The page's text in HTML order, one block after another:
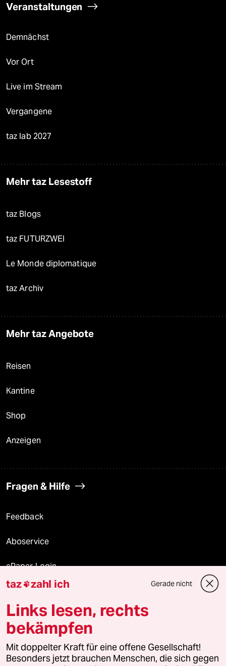
Veranstaltungen
Demnächst
Vor Ort
Live im Stream
Vergangene
taz lab 2027
Mehr taz Lesestoff
taz Blogs
taz FUTURZWEI
Le Monde diplomatique
taz Archiv
Mehr taz Angebote
Reisen
Kantine
Shop
Anzeigen
Fragen & Hilfe
Feedback
Aboservice
ePaper Login
Downloads für Abonnierende
© 2026 taz Verlags und Vertriebs GmbH
Alle Rechte vorbehalten. Bei rechtlichen Fragen oder für Genehmigungen
wenden Sie sich bitte an lizenzen@taz.de
taz zahl ich Gerade nicht
Links lesen, rechts
bekämpfen
Mit doppelter Kraft für eine offene Gesellschaft!
Besonders jetzt brauchen Menschen, die sich gegen